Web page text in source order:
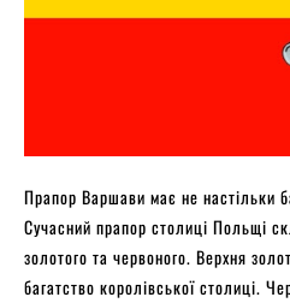
Прапор Варшави має не настільки
Сучасний прапор столиці Польщі
золотого та червоного. Верхня
багатство королівської столиці.